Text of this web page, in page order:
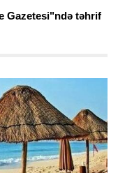
Gazetesi"ndə təhrif